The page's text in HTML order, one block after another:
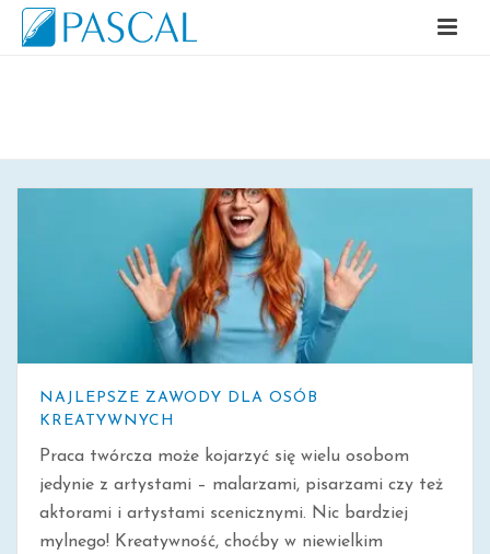
NAJLEPSZE ZAWODY DLA OSÓB
KREATYWNYCH
Praca twórcza może kojarzyć się wielu osobom
jedynie z artystami – malarzami, pisarzami czy też
aktorami i artystami scenicznymi. Nic bardziej
mylnego! Kreatywność, choćby w niewielkim